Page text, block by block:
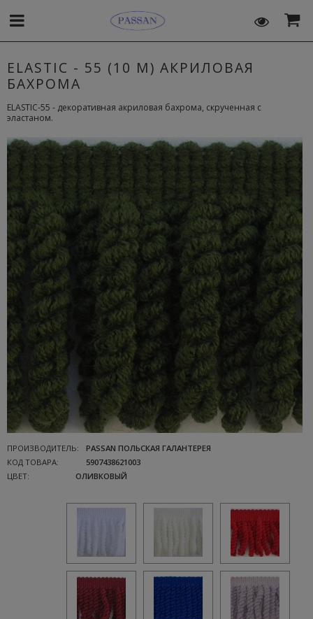
ELASTIC - 55 (10 М) АКРИЛОВАЯ
БАХРОМА
ELASTIC-55 - декоративная акриловая бахрома, скрученная с
эластаном.
ПРОИЗВОДИТЕЛЬ:
PASSAN ПОЛЬСКАЯ ГАЛАНТЕРЕЯ
КОД ТОВАРА:
5907438621003
ЦВЕТ:
ОЛИВКОВЫЙ